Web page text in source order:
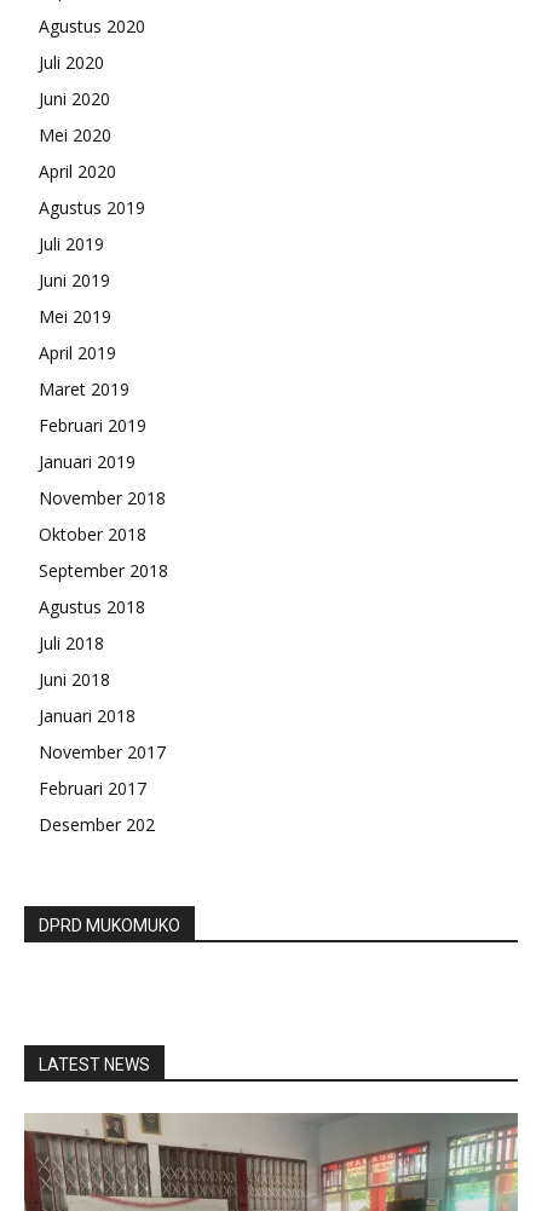
Agustus 2020
Juli 2020
Juni 2020
Mei 2020
April 2020
Agustus 2019
Juli 2019
Juni 2019
Mei 2019
April 2019
Maret 2019
Februari 2019
Januari 2019
November 2018
Oktober 2018
September 2018
Agustus 2018
Juli 2018
Juni 2018
Januari 2018
November 2017
Februari 2017
Desember 202
DPRD MUKOMUKO
LATEST NEWS